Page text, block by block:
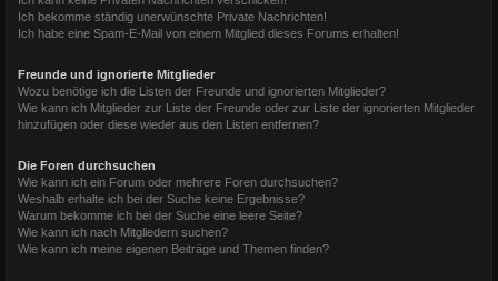
Ich bekomme ständig unerwünschte Private Nachrichten!
Ich habe eine Spam-E-Mail von einem Mitglied dieses Forums erhalten!
Freunde und ignorierte Mitglieder
Wozu benötige ich die Listen der Freunde und ignorierten Mitglieder?
Wie kann ich Mitglieder zur Liste der Freunde oder zur Liste der ignorierten Mitglieder
hinzufügen oder diese wieder aus den Listen entfernen?
Die Foren durchsuchen
Wie kann ich ein Forum oder mehrere Foren durchsuchen?
Weshalb erhalte ich bei der Suche keine Ergebnisse?
Warum bekomme ich bei der Suche eine leere Seite?
Wie kann ich nach Mitgliedern suchen?
Wie kann ich meine eigenen Beiträge und Themen finden?